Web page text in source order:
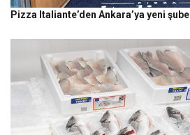
Pizza Italiante’den Ankara’ya yeni şube